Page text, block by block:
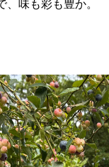
味も彩も豊か。